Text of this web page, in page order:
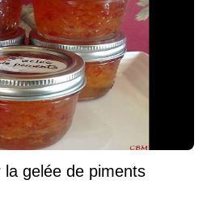
gelée de piments